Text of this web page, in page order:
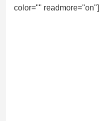
color="" readmore="on"]